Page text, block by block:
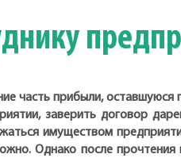
часть прибыли,
заверить договор
имуществом
Однако после